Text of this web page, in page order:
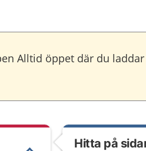
Alltid öppet där du
Hitta på